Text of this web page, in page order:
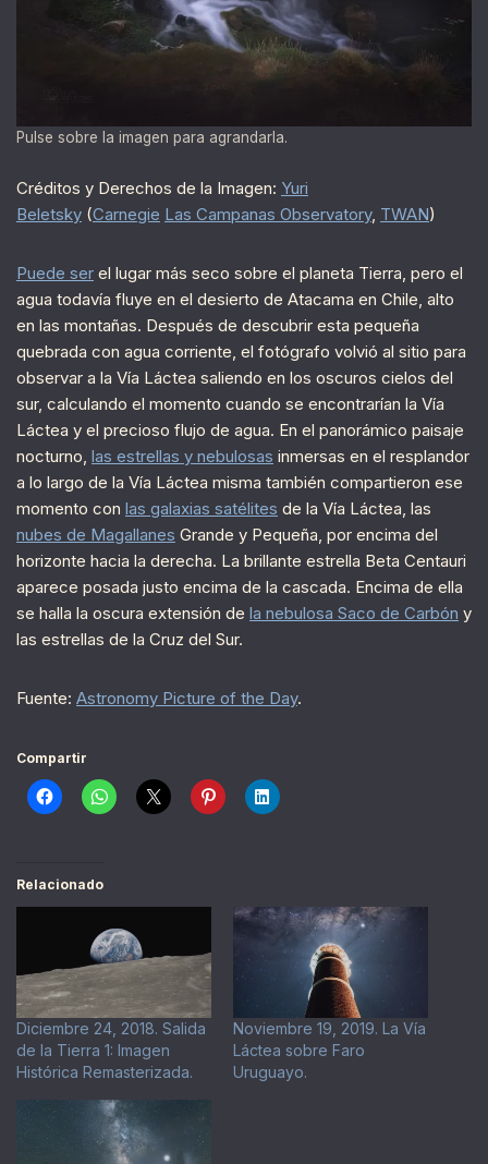
Pulse sobre la imagen para agrandarla.
Créditos y Derechos de la Imagen: Yuri
Beletsky (Carnegie Las Campanas Observatory, TWAN)
Puede ser el lugar más seco sobre el planeta Tierra, pero el
agua todavía fluye en el desierto de Atacama en Chile, alto
en las montañas. Después de descubrir esta pequeña
quebrada con agua corriente, el fotógrafo volvió al sitio para
observar a la Vía Láctea saliendo en los oscuros cielos del
sur, calculando el momento cuando se encontrarían la Vía
Láctea y el precioso flujo de agua. En el panorámico paisaje
nocturno, las estrellas y nebulosas inmersas en el resplandor
a lo largo de la Vía Láctea misma también compartieron ese
momento con las galaxias satélites de la Vía Láctea, las
nubes de Magallanes Grande y Pequeña, por encima del
horizonte hacia la derecha. La brillante estrella Beta Centauri
aparece posada justo encima de la cascada. Encima de ella
se halla la oscura extensión de la nebulosa Saco de Carbón y
las estrellas de la Cruz del Sur.
Fuente: Astronomy Picture of the Day.
Compartir
Relacionado
Diciembre 24, 2018. Salida
de la Tierra 1: Imagen
Histórica Remasterizada.
Noviembre 19, 2019. La Vía
Láctea sobre Faro
Uruguayo.